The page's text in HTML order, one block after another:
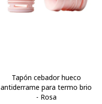
Tapón cebador hueco
antiderrame para termo brio
- Rosa